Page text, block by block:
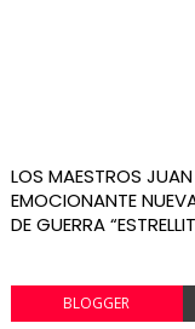
LOS MAESTROS
EMOCIONANTE
DE GUERRA
BLOGGER